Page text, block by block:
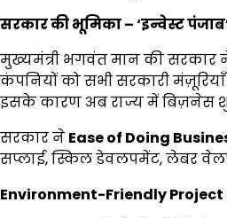
सरकार की भूमिका– ‘इन्वेस्ट पंजाब
मुख्यमंत्री भगवंत मान की सरकार
कंपनियों को सभी सरकारी मंज़ूरियाँ
इसके कारण अब राज्य में बिज़नेस
सरकार ने Ease of Doing
सप्लाई, स्किल डेवलपमेंट, लेबर
Environment-Friendly Project